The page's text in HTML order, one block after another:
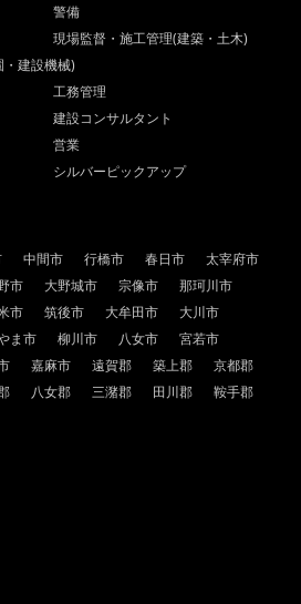
警備
現場監督・施工管理(建築・土木)
建設機械)
工務管理
建設コンサルタント
営業
シルバーピックアップ
中間市 行橋市 春日市
太宰府市
市 大野城市 宗像市
那珂川市
市 筑後市 大牟田市
大川市
ま市 柳川市 八女市
宮若市
嘉麻市 遠賀郡 築上郡
京都郡
八女郡 三潴郡 田川郡
鞍手郡